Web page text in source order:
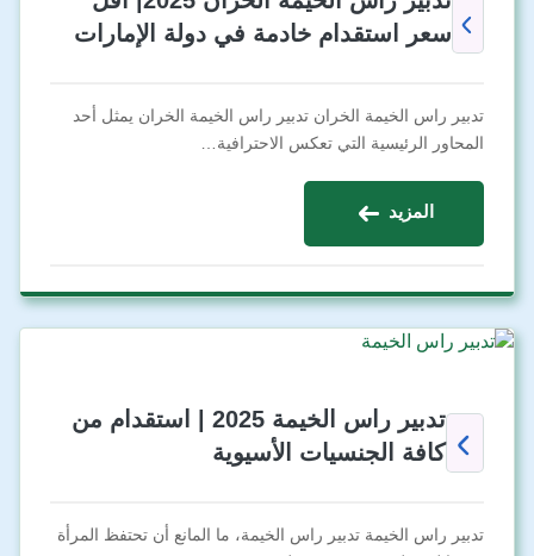
سعر استقدام خادمة في دولة الإمارات
تدبير راس الخيمة الخران تدبير راس الخيمة الخران يمثل أحد
المحاور الرئيسية التي تعكس الاحترافية…
المزيد
تدبير راس الخيمة 2025 | استقدام من
كافة الجنسيات الأسيوية
تدبير راس الخيمة تدبير راس الخيمة، ما المانع أن تحتفظ المرأة